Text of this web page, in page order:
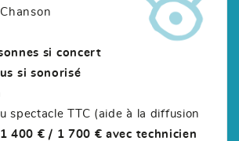
si concert
si sonorisé
spectacle TTC (aide à la diffusion
1 400 € / 1 700 € avec technicien